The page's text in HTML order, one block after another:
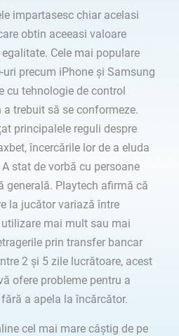
impartasesc chiar acelasi
obtin aceeasi valoare
Cele mai populare
precum iPhone și Samsung
cu tehnologie de control
a trebuit să se conformeze.
principalele reguli despre
încercările lor de a eluda
stat de vorbă cu persoane
generală. Playtech afirmă că
la jucător variază între
utilizare mai mult sau mai
prin transfer bancar
2 și 5 zile lucrătoare, acest
ofere probleme pentru a
a apela la încărcător.
cel mai mare câştig de pe